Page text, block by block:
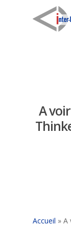
A
Accueil » A